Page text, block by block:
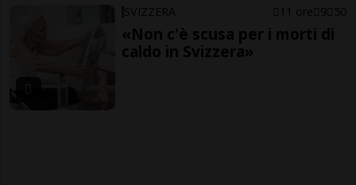
SVIZZERA 11 ore 9 50
«Non c'è scusa per i morti di
caldo in Svizzera»